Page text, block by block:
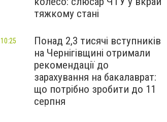
тяжкому стані
Понад 2,3 тисячі вступників
на Чернігівщині отримали
рекомендації до
зарахування на бакалаврат:
що потрібно зробити до 11
серпня
10:25